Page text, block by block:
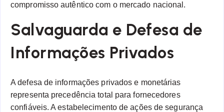
compromisso autêntico com o mercado nacional.
Salvaguarda e Defesa de
Informações Privados
A defesa de informações privados e monetárias
representa precedência total para fornecedores
confiáveis. A estabelecimento de ações de segurança